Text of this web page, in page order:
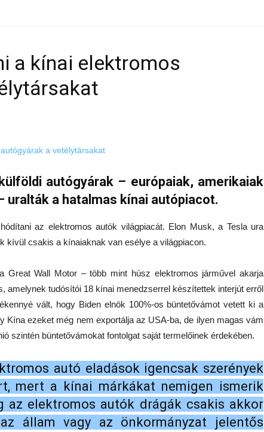
a kínai elektromos
autógyárak – európaiak, amerikaiak
uralták a hatalmas kínai autópiacot.
az elektromos autók világpiacát. Elon Musk, a Tesla ura
kívül csakis a kínaiaknak van esélye a világpiacon.
Wall Motor – több mint húsz elektromos járművel akarja
amelynek tudósítói 18 kínai menedzserrel készítettek interjút erről
vált, hogy Biden elnök 100%-os büntetővámot vetett ki a
Kína ezeket még nem exportálja az USA-ba, de ilyen magas vám
szintén büntetővámokat fontolgat saját termelőinek érdekében.
autó eladások igencsak szerények
mert a kínai márkákat nemigen ismerik
az elektromos autók drágák csakis akkor
állam vagy az önkormányzat jelentős